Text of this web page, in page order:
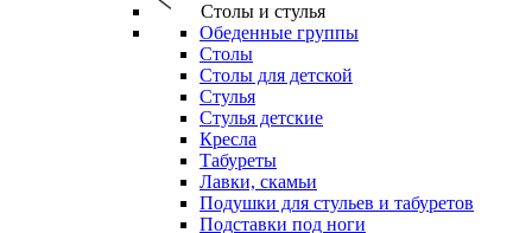
Столы и стулья
Обеденные группы
Столы
Столы для детской
Стулья
Стулья детские
Кресла
Табуреты
Лавки, скамьи
Подушки для стульев и табуретов
Подставки под ноги